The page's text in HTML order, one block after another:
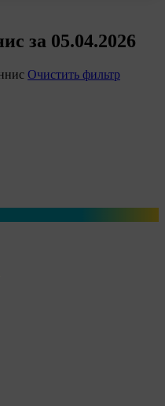
за 05.04.2026
Очистить фильтр